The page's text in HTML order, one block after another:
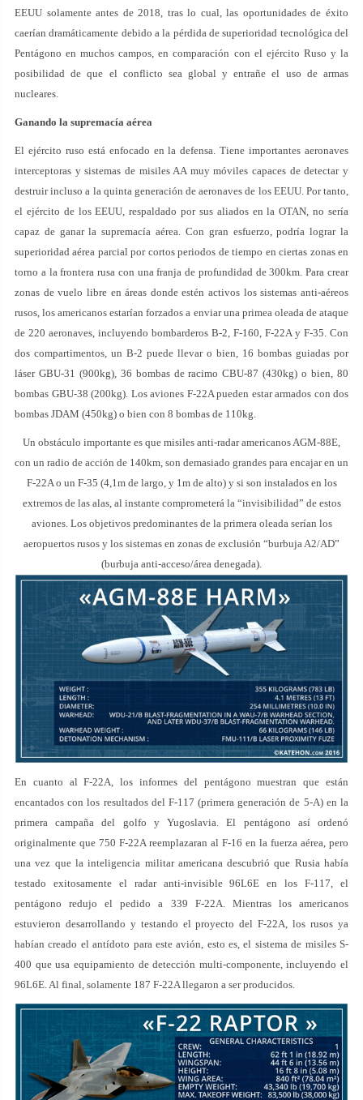
EEUU solamente antes de 2018, tras lo cual, las oportunidades de éxito
caerían dramáticamente debido a la pérdida de superioridad tecnológica del
Pentágono en muchos campos, en comparación con el ejército Ruso y la
posibilidad de que el conflicto sea global y entrañe el uso de armas
nucleares.
Ganando la supremacía aérea
El ejército ruso está enfocado en la defensa. Tiene importantes aeronaves
interceptoras y sistemas de misiles AA muy móviles capaces de detectar y
destruir incluso a la quinta generación de aeronaves de los EEUU. Por tanto,
el ejército de los EEUU, respaldado por sus aliados en la OTAN, no sería
capaz de ganar la supremacía aérea. Con gran esfuerzo, podría lograr la
superioridad aérea parcial por cortos periodos de tiempo en ciertas zonas en
torno a la frontera rusa con una franja de profundidad de 300km. Para crear
zonas de vuelo libre en áreas donde estén activos los sistemas anti-aéreos
rusos, los americanos estarían forzados a enviar una primea oleada de ataque
de 220 aeronaves, incluyendo bombarderos B-2, F-160, F-22A y F-35. Con
dos compartimentos, un B-2 puede llevar o bien, 16 bombas guiadas por
láser GBU-31 (900kg), 36 bombas de racimo CBU-87 (430kg) o bien, 80
bombas GBU-38 (200kg). Los aviones F-22A pueden estar armados con dos
bombas JDAM (450kg) o bien con 8 bombas de 110kg.
Un obstáculo importante es que misiles anti-radar americanos AGM-88E,
con un radio de acción de 140km, son demasiado grandes para encajar en un
F-22A o un F-35 (4,1m de largo, y 1m de alto) y si son instalados en los
extremos de las alas, al instante comprometerá la “invisibilidad” de estos
aviones. Los objetivos predominantes de la primera oleada serían los
aeropuertos rusos y los sistemas en zonas de exclusión “burbuja A2/AD”
(burbuja anti-acceso/área denegada).
En cuanto al F-22A, los informes del pentágono muestran que están
encantados con los resultados del F-117 (primera generación de 5-A) en la
primera campaña del golfo y Yugoslavia. El pentágono así ordenó
originalmente que 750 F-22A reemplazaran al F-16 en la fuerza aérea, pero
una vez que la inteligencia militar americana descubrió que Rusia había
testado exitosamente el radar anti-invisible 96L6E en los F-117, el
pentágono redujo el pedido a 339 F-22A. Mientras los americanos
estuvieron desarrollando y testando el proyecto del F-22A, los rusos ya
habían creado el antídoto para este avión, esto es, el sistema de misiles S-
400 que usa equipamiento de detección multi-componente, incluyendo el
96L6E. Al final, solamente 187 F-22A llegaron a ser producidos.